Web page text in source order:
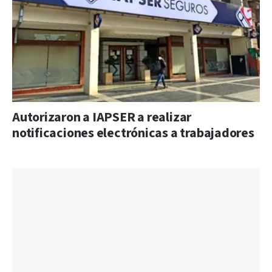
Autorizaron a IAPSER a realizar
notificaciones electrónicas a trabajadores